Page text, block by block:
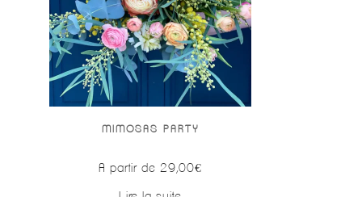
MIMOSAS PARTY
A partir de29,00€